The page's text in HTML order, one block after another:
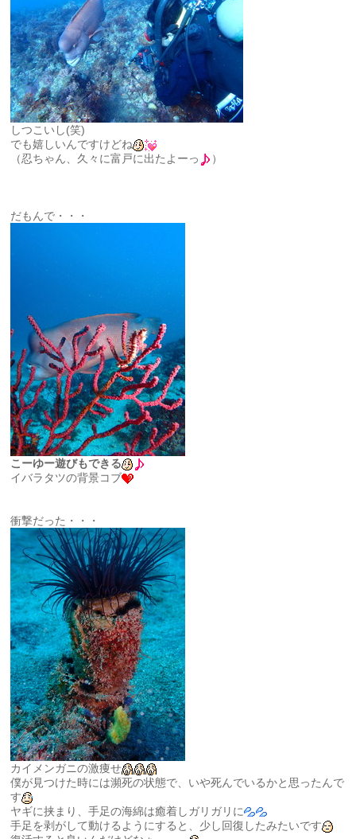
しつこいし(笑)
でも嬉しいんですけどね
（忍ちゃん、久々に富戸に出たよーっ
）
だもんで・・・
こーゆー遊びもできる
イバラタツの背景コブ
衝撃だった・・・
カイメンガニの激痩せ
僕が見つけた時には瀕死の状態で、いや死んでいるかと思ったんで
す
ヤギに挟まり、手足の海綿は癒着しガリガリに
手足を剥がして動けるようにすると、少し回復したみたいです